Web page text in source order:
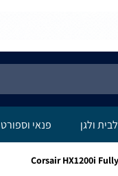
לבית ולגן פנאי וספורט